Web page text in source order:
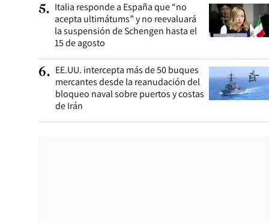
5. Italia responde a España que “no
acepta ultimátums” y no reevaluará
la suspensión de Schengen hasta el
15 de agosto
6. EE.UU. intercepta más de 50 buques
mercantes desde la reanudación del
bloqueo naval sobre puertos y costas
de Irán